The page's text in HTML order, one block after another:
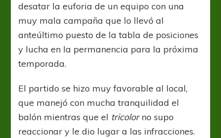
desatar la euforia de un equipo con una
muy mala campaña que lo llevó al
anteúltimo puesto de la tabla de posiciones
y lucha en la permanencia para la próxima
temporada.
El partido se hizo muy favorable al local,
que manejó con mucha tranquilidad el
balón mientras que el tricolorno supo
reaccionar y le dio lugar a las infracciones.